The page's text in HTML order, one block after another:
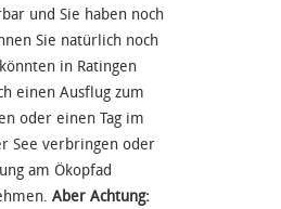
und Sie haben noch
Sie natürlich noch
in Ratingen
einen Ausflug zum
oder einen Tag im
See verbringen oder
am Ökopfad
Aber Achtung: